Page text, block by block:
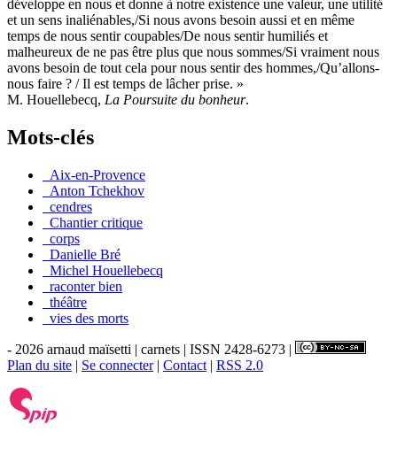
développe en nous et donne à notre existence une valeur, une utilité
et un sens inaliénables,/Si nous avons besoin aussi et en même
temps de nous sentir coupables/De nous sentir humiliés et
malheureux de ne pas être plus que nous sommes/Si vraiment nous
avons besoin de tout cela pour nous sentir des hommes,/Qu’allons-
nous faire ? / Il est temps de lâcher prise. »
M. Houellebecq, La Poursuite du bonheur.
Mots-clés
_Aix-en-Provence
_Anton Tchekhov
_cendres
_Chantier critique
_corps
_Danielle Bré
_Michel Houellebecq
_raconter bien
_théâtre
_vies des morts
- 2026 arnaud maïsetti | carnets | ISSN 2428-6273 |
Plan du site | Se connecter| Contact | RSS 2.0